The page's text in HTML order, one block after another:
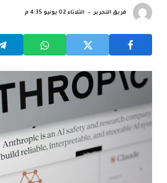
فريق التحرير الثلاثاء 02 يونيو 4:35 م